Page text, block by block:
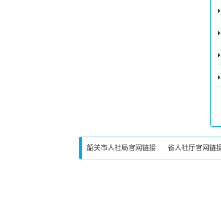
韶关市人社局官网链接 省人社厅官网链